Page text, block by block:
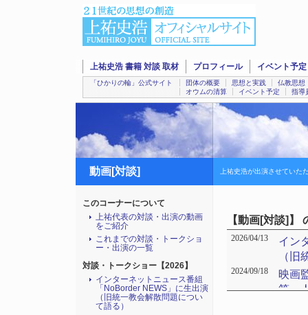
上祐史浩 書籍 対談 取材 プロフィール イベント予定
「ひかりの輪」公式サイト 団体の概要 思想と実践
仏教思想
オウムの清算
イベント予定 指導
動画[対談] 上祐史浩が出演させていた
【動画[対談]】
2026/04/13
イン
（
2024/09/18
映画
第一
このコーナーについて
上祐代表の対談・出演の動画
をご紹介
これまでの対談・トークショ
ー・出演の一覧
対談・トークショー【2026】
インターネットニュース番組
「NoBorder NEWS」に生出演
（旧統一教会解散問題につい
て語る）